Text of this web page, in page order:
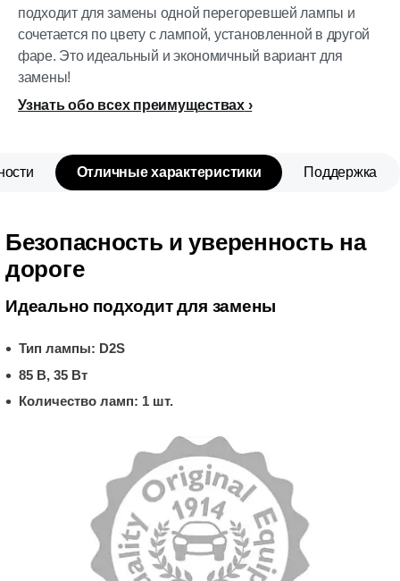
подходит для замены одной перегоревшей лампы и
сочетается по цвету с лампой, установленной в другой
фаре. Это идеальный и экономичный вариант для
замены!
Узнать обо всех преимуществах
Отличные характеристики Поддержка
Безопасность и уверенность на
дороге
Идеально подходит для замены
Тип лампы: D2S
85 В, 35 Вт
Количество ламп: 1 шт.